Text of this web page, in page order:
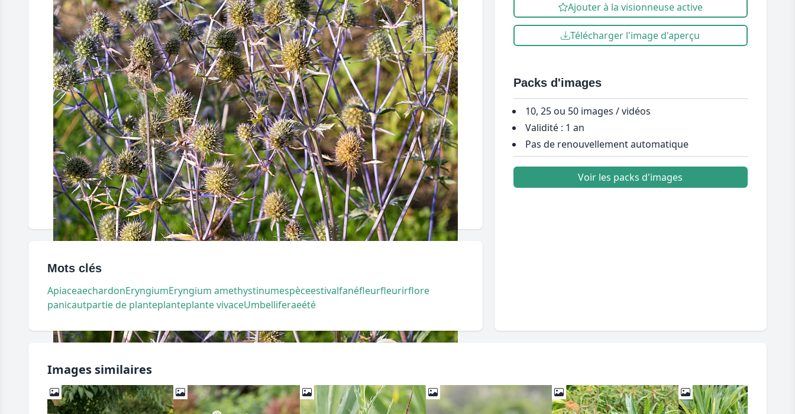
Mots clés
ApiaceaechardonEryngiumEryngium amethystinumespèceestivalfanéfleurfleurirflore
panicautpartie de planteplanteplante vivaceUmbelliferaeété
Ajouter à la visionneuse active
Télécharger l'image d'aperçu
Packs d'images
10, 25 ou 50 images / vidéos
Validité : 1 an
Pas de renouvellement automatique
Voir les packs d'images
Images similaires